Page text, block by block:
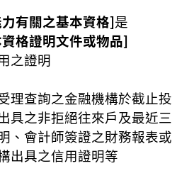
有關之基本資格]是
格證明文件或物品]
之證明
理查詢之金融機構於截止投
具之非拒絕往來戶及最近三
、會計師簽證之財務報表或
出具之信用證明等